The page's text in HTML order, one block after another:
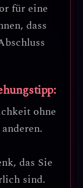
für eine
dass
ohne
das Sie
sind.